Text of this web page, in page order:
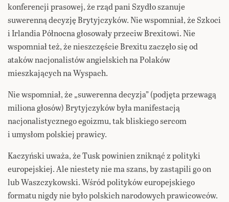
konferencji prasowej, że rząd pani Szydło szanuje
suwerenną decyzję Brytyjczyków. Nie wspomniał, że Szkoci
i Irlandia Północna głosowały przeciw Brexitowi. Nie
wspomniał też, że nieszczęście Brexitu zaczęło się od
ataków nacjonalistów angielskich na Polaków
mieszkających na Wyspach.
Nie wspomniał, że „suwerenna decyzja” (podjęta przewagą
miliona głosów) Brytyjczyków była manifestacją
nacjonalistycznego egoizmu, tak bliskiego sercom
i umysłom polskiej prawicy.
Kaczyński uważa, że Tusk powinien zniknąć z polityki
europejskiej. Ale niestety nie ma szans, by zastąpili go on
lub Waszczykowski. Wśród polityków europejskiego
formatu nigdy nie było polskich narodowych prawicowców.